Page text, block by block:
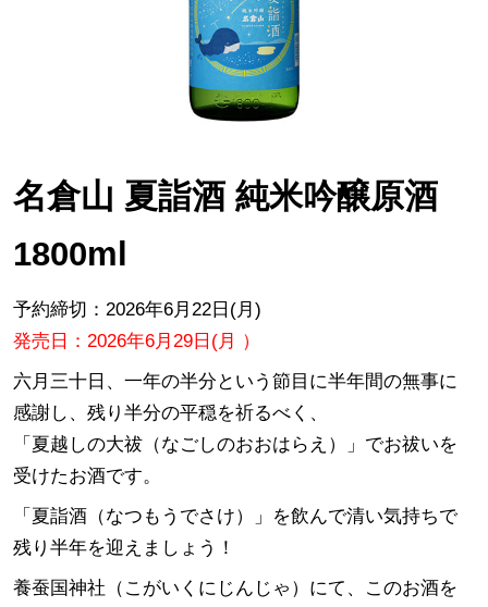
名倉山 夏詣酒 純米吟醸原酒
1800ml
予約締切：2026年6月22日(月)
発売日：2026年6月29日(月 ）
六月三十日、一年の半分という節目に半年間の無事に
感謝し、残り半分の平穏を祈るべく、
「夏越しの大祓（なごしのおおはらえ）」でお祓いを
受けたお酒です。
「夏詣酒（なつもうでさけ）」を飲んで清い気持ちで
残り半年を迎えましょう！
養蚕国神社（こがいくにじんじゃ）にて、このお酒を